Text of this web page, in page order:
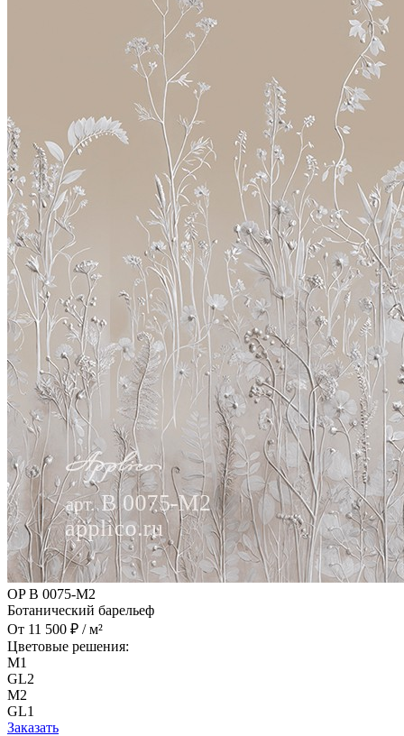
OP B 0075-M2
Ботанический барельеф
От 11 500 ₽ / м²
Цветовые решения:
M1
GL2
M2
GL1
Заказать